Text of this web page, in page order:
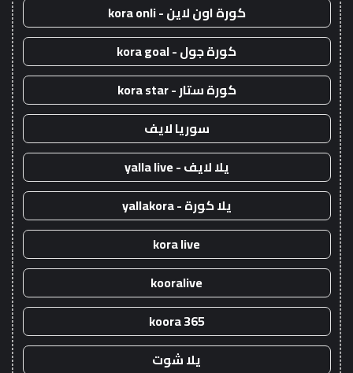
كورة اون لاين - kora onli
كورة جول - kora goal
كورة ستار - kora star
سوريا لايف
يلا لايف - yalla live
يلا كورة - yallakora
kora live
kooralive
koora 365
يلا شوت